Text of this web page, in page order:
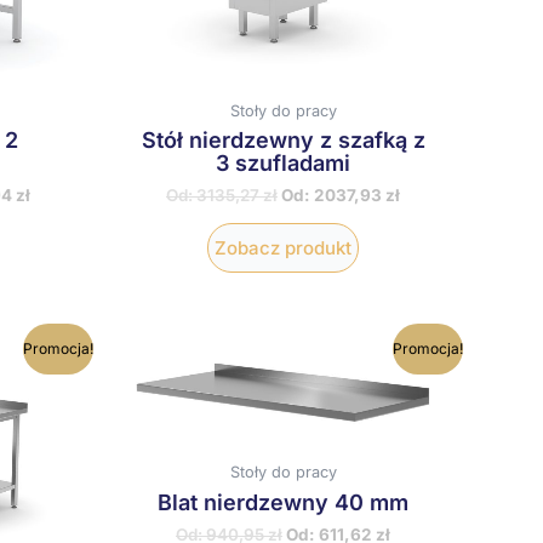
2
zł
Stoły do pracy
Stół nierdzewny z szafką z
3 szufladami
Od:3135,27zł Od: 2037,93 zł
Zobacz produkt
Promocja!
produkt
wariantów.
Opcje
Promocja!
Stoły do pracy
Blat nierdzewny 40 mm
Od:940,95zł Od: 611,62 zł
produkt
ma
wiele
wybrać
na